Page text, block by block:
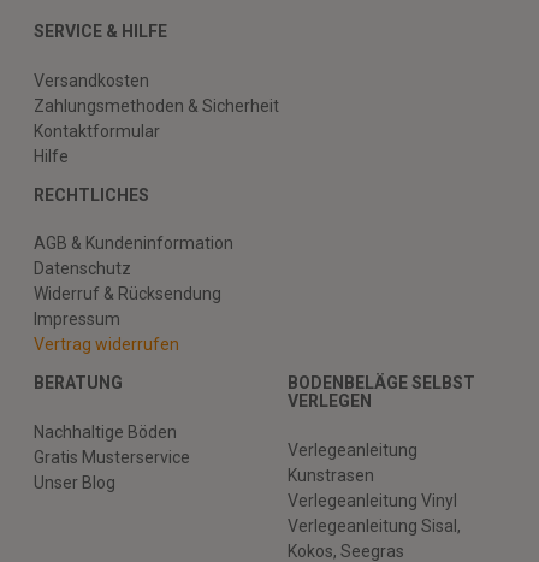
SERVICE & HILFE
Versandkosten
Zahlungsmethoden & Sicherheit
Kontaktformular
Hilfe
RECHTLICHES
AGB & Kundeninformation
Datenschutz
Widerruf & Rücksendung
Impressum
Vertrag widerrufen
BERATUNG
Nachhaltige Böden
Gratis Musterservice
Unser Blog
BODENBELÄGE SELBST
VERLEGEN
Verlegeanleitung
Kunstrasen
Verlegeanleitung Vinyl
Verlegeanleitung Sisal,
Kokos, Seegras